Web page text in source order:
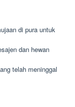
di pura untuk
dan hewan
telah meninggal